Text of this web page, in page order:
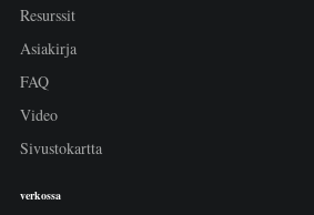
Resurssit
Asiakirja
FAQ
Video
Sivustokartta
verkossa